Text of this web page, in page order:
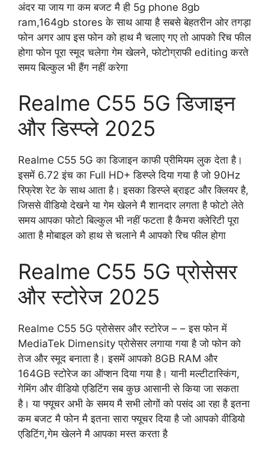
अंदर या जाय गा कम बजट मै ही 5g phone 8gb
ram,164gb stores के साथ आया है सबसे बेहतरीन ओर तगड़ा
फोन अगर आप इस फोन को हाथ मै चलाए गए तो आपको रिच फील
होगा फोन पूरा स्मूद चलेगा गेम खेलने, फोटोग्राफी editing करते
समय बिल्कुल भी हैंग नहीं करेगा
Realme C55 5G डिजाइन
और डिस्प्ले 2025
Realme C55 5G का डिजाइन काफी प्रीमियम लुक देता है।
इसमें 6.72 इंच का Full HD+ डिस्प्ले दिया गया है जो 90Hz
रिफ्रेश रेट के साथ आता है। इसका डिस्प्ले ब्राइट और क्लियर है,
जिससे वीडियो देखने या गेम खेलने मै शानदार लगता है फोटो लेते
समय आपका फोटो बिल्कुल भी नहीं फटता है कैमरा क्लेरिटी पूरा
आता है मोबाइल को हाथ से चलाने मै आपको रिच फील होगा
Realme C55 5G प्रोसेसर
और स्टोरेज 2025
Realme C55 5G प्रोसेसर और स्टोरेज – – इस फोन में
MediaTek Dimensity प्रोसेसर लगाया गया है जो फोन को
तेज और स्मूद बनाता है। इसमें आपको 8GB RAM और
164GB स्टोरेज का ऑप्शन दिया गया है। यानी मल्टीटास्किंग,
गेमिंग और वीडियो एडिटिंग सब कुछ आसानी से किया जा सकता
है। या फ्यूचर अभी के समय मै सभी लोगों को पसंद आ रहा है इतना
कम बजट मै फोन मै इतना सारा फ्यूचर दिया है जो आपको वीडियो
एडिटिंग,गेम खेलने मै आपका मस्त करता है